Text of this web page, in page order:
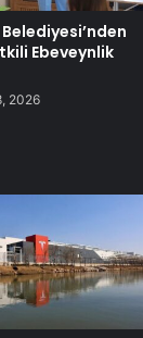
Ebeveynlik
2026